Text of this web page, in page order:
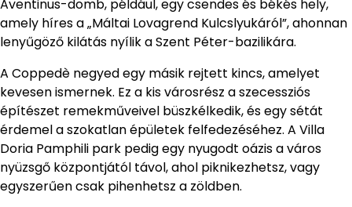
Aventinus-domb, például, egy csendes és békés hely,
amely híres a „Máltai Lovagrend Kulcslyukáról”, ahonnan
lenyűgöző kilátás nyílik a Szent Péter-bazilikára.
A Coppedè negyed egy másik rejtett kincs, amelyet
kevesen ismernek. Ez a kis városrész a szecessziós
építészet remekműveivel büszkélkedik, és egy sétát
érdemel a szokatlan épületek felfedezéséhez. A Villa
Doria Pamphili park pedig egy nyugodt oázis a város
nyüzsgő központjától távol, ahol piknikezhetsz, vagy
egyszerűen csak pihenhetsz a zöldben.